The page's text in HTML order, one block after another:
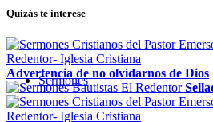
Sermones
Quizás te interese
Advertencia de no olvidarnos de Dios